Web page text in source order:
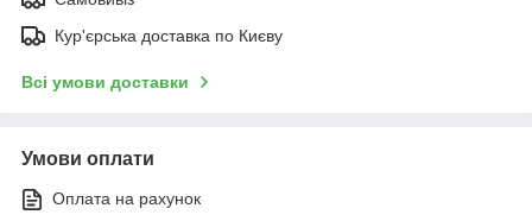
Кур'єрська доставка по Києву
Всі умови доставки
Умови оплати
Оплата на рахунок